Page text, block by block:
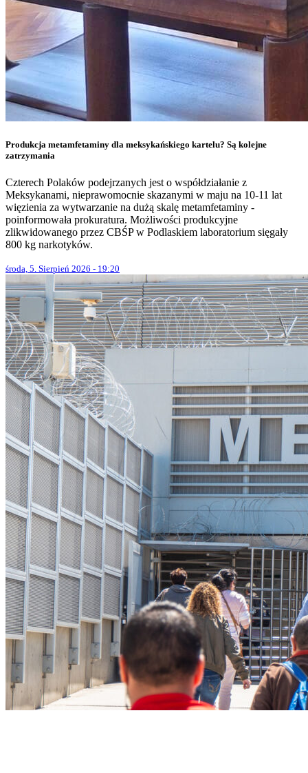
Produkcja metamfetaminy dla meksykańskiego kartelu? Są kolejne
zatrzymania
Czterech Polaków podejrzanych jest o współdziałanie z
Meksykanami, nieprawomocnie skazanymi w maju na 10-11 lat
więzienia za wytwarzanie na dużą skalę metamfetaminy -
poinformowała prokuratura. Możliwości produkcyjne
zlikwidowanego przez CBŚP w Podlaskiem laboratorium sięgały
800 kg narkotyków.
środa, 5. Sierpień 2026 - 19:20